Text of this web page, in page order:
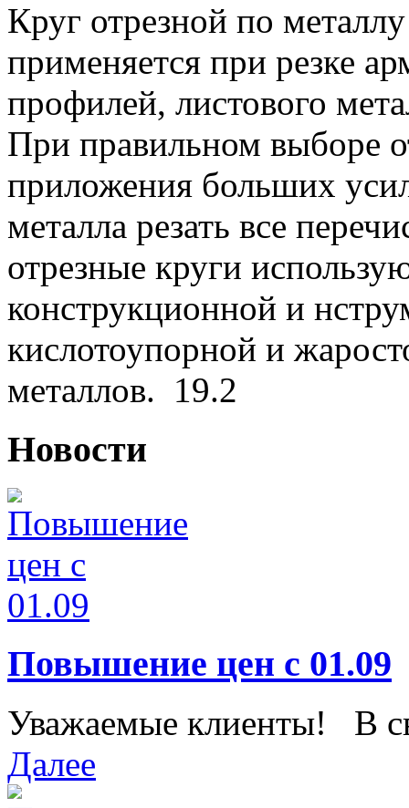
Круг отрезной по
применяется при резке
профилей, листового
При правильном выборе
приложения больших
металла резать все
отрезные круги
конструкционной и
кислотоупорной и
металлов. 19.2
Новости
Повышение цен с 01.09
Уважаемые клиенты! В
Далее